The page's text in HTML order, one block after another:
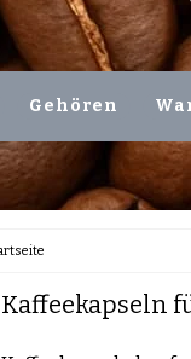
Gehören
Kaffeekapseln